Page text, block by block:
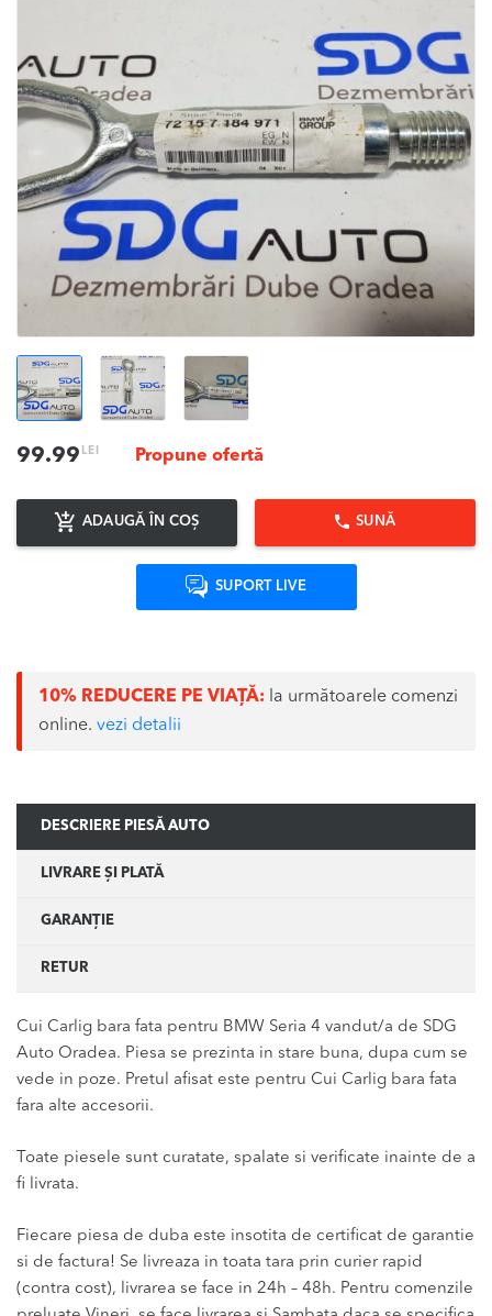
99.99 LEI Propune ofertă
ADAUGĂ ÎN COȘ SUNĂ
SUPORT LIVE
10% REDUCERE PE VIAȚĂ: la următoarele comenzi
online. vezi detalii
DESCRIERE PIESĂ AUTO
LIVRARE ȘI PLATĂ
GARANȚIE
RETUR
Cui Carlig bara fata pentru BMW Seria 4 vandut/a de SDG
Auto Oradea. Piesa se prezinta in stare buna, dupa cum se
vede in poze. Pretul afisat este pentru Cui Carlig bara fata
fara alte accesorii.
Toate piesele sunt curatate, spalate si verificate inainte de a
fi livrata.
Fiecare piesa de duba este insotita de certificat de garantie
si de factura! Se livreaza in toata tara prin curier rapid
(contra cost), livrarea se face in 24h – 48h. Pentru comenzile